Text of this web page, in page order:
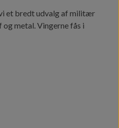
et bredt udvalg af militær
metal. Vingerne fås i